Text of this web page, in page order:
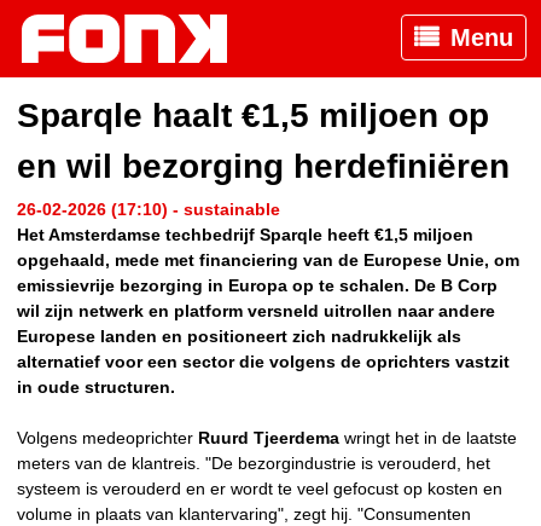
Menu
Sparqle haalt €1,5 miljoen op
en wil bezorging herdefiniëren
26-02-2026 (17:10) - sustainable
Het Amsterdamse techbedrijf Sparqle heeft €1,5 miljoen
opgehaald, mede met financiering van de Europese Unie, om
emissievrije bezorging in Europa op te schalen. De B Corp
wil zijn netwerk en platform versneld uitrollen naar andere
Europese landen en positioneert zich nadrukkelijk als
alternatief voor een sector die volgens de oprichters vastzit
in oude structuren.
Volgens medeoprichter Ruurd Tjeerdema wringt het in de laatste
meters van de klantreis. "De bezorgindustrie is verouderd, het
systeem is verouderd en er wordt te veel gefocust op kosten en
volume in plaats van klantervaring", zegt hij. "Consumenten